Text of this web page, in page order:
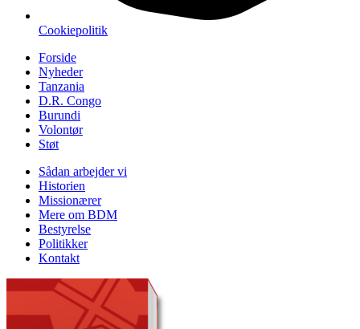
Cookiepolitik
Forside
Nyheder
Tanzania
D.R. Congo
Burundi
Volontør
Støt
Sådan arbejder vi
Historien
Missionærer
Mere om BDM
Bestyrelse
Politikker
Kontakt